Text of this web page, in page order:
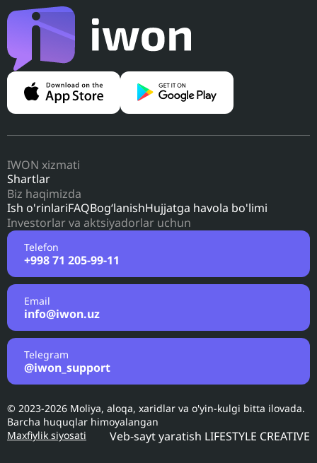
IWON xizmati
Shartlar
Biz haqimizda
Ish o'rinlariFAQBog‘lanishHujjatga havola bo'limi
Investorlar va aktsiyadorlar uchun
Telefon
+998 71 205-99-11
Email
info@iwon.uz
Telegram
@iwon_support
© 2023-2026 Moliya, aloqa, xaridlar va o'yin-kulgi bitta ilovada.
Barcha huquqlar himoyalangan
Maxfiylik siyosati
Veb-sayt yaratish LIFESTYLE CREATIVE